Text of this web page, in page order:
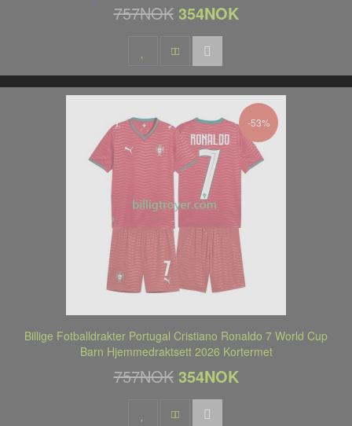
757NOK 354NOK
-53%
Billige Fotballdrakter Portugal Cristiano Ronaldo 7 World Cup
Barn Hjemmedraktsett 2026 Kortermet
757NOK 354NOK